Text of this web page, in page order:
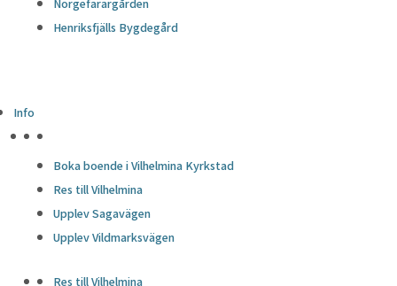
Henriksfjälls Bygdegård
Info
Boka boende i Vilhelmina Kyrkstad
Res till Vilhelmina
Upplev Sagavägen
Upplev Vildmarksvägen
Res till Vilhelmina